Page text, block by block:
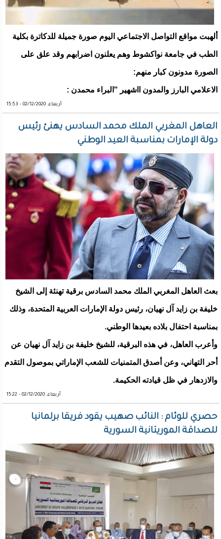
ألهبت مواقع التواصل الاجتماعي اليوم صورة جميلة للدكاترة بكلية
الطب في جامعة نواكشوط وهم يعلنون اضرابهم وقد علق على
الصورة مدونون كبار منهم:
الاعلامي البارز والمدون ااشهير "البراء محمدن :
أربعاء, 02/12/2020 - 15:53
العاهل المغربي الملك محمد السادس يهنئ رئيس
دولة الإمارات بمناسبة العيد الوطني
بعث العاهل المغربي الملك محمد السادس برقية تهنئة إلى الشيخ
خليفة بن زايد آل نهيان، رئيس دولة الإمارات العربية المتحدة، وذلك
بمناسبة احتفال بلاده بعيدها الوطني.
وأعرب العاهل، في هذه البرقية، للشيخ خليفة بن زايد آل نهيان عن
أحر التهاني، وعن أصدق المتمنيات للشعب الإماراتي بموصول التقدم
والازدهار في ظل قيادته الحكيمة.
أربعاء, 02/12/2020 - 15:22
حصري للوئام : النائب صهيب يقود فريقا برلمانيا
للصداقة الموريتانية السورية